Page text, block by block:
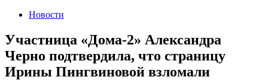
Новости
Участница «Дома-2» Александра
Черно подтвердила, что страницу
Ирины Пингвиновой взломали